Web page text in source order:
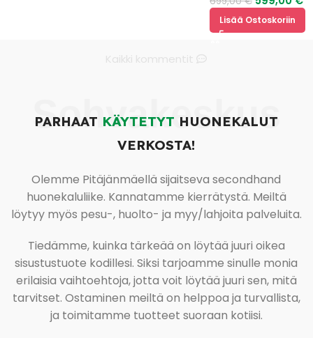
Lisää Ostoskoriin
Sohvakeskus
PARHAAT KÄYTETYT HUONEKALUT
VERKOSTA!
Olemme Pitäjänmäellä sijaitseva secondhand
huonekaluliike. Kannatamme kierrätystä. Meiltä
löytyy myös pesu-, huolto- ja myy/lahjoita palveluita.
Tiedämme, kuinka tärkeää on löytää juuri oikea
sisustustuote kodillesi. Siksi tarjoamme sinulle monia
erilaisia vaihtoehtoja, jotta voit löytää juuri sen, mitä
tarvitset. Ostaminen meiltä on helppoa ja turvallista,
ja toimitamme tuotteet suoraan kotiisi.